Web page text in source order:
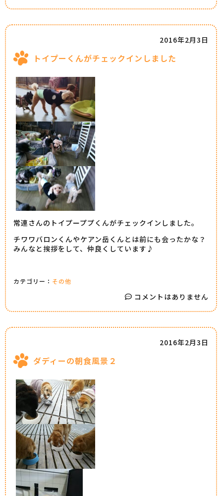
トイプーくんがチェックインしました
2016年2月3日
常連さんのトイプーププくんがチェックインしました。
チワワバロンくんやケアン岳くんとは前にも会ったかな？
みんなと挨拶をして、仲良くしています♪
カテゴリー： その他
コメントはありません
ダディーの朝食風景２
2016年2月3日